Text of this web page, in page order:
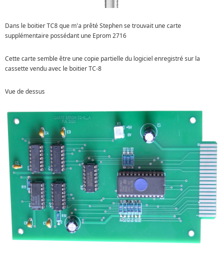
Dans le boitier TC8 que m'a prêté Stephen se trouvait une carte
supplémentaire possédant une Eprom 2716
Cette carte semble être une copie partielle du logiciel enregistré sur la
cassette vendu avec le boitier TC-8
Vue de dessus